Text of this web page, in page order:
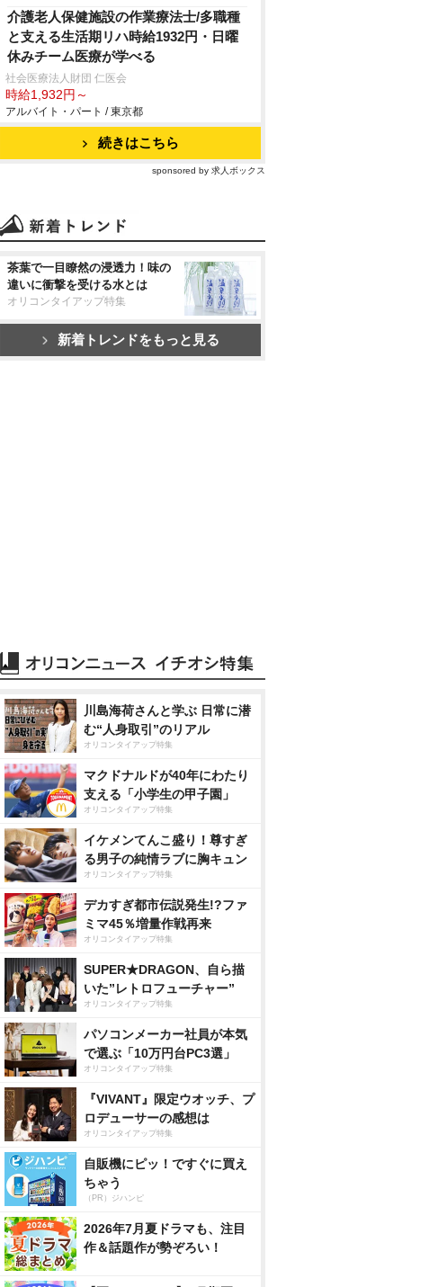
介護老人保健施設の作業療法士/多職種
と支える生活期リハ時給1932円・日曜
休みチーム医療が学べる
社会医療法人財団 仁医会
時給1,932円～
アルバイト・パート / 東京都
続きはこちら
sponsored by 求人ボックス
茶葉で一目瞭然の浸透力！味の
違いに衝撃を受ける水とは
オリコンタイアップ特集
新着トレンドをもっと見る
川島海荷さんと学ぶ 日常に潜
む“人身取引”のリアル
オリコンタイアップ特集
マクドナルドが40年にわたり
支える「小学生の甲子園」
オリコンタイアップ特集
イケメンてんこ盛り！尊すぎ
る男子の純情ラブに胸キュン
オリコンタイアップ特集
デカすぎ都市伝説発生!?ファ
ミマ45％増量作戦再来
オリコンタイアップ特集
SUPER★DRAGON、自ら描
いた”レトロフューチャー”
オリコンタイアップ特集
パソコンメーカー社員が本気
で選ぶ「10万円台PC3選」
オリコンタイアップ特集
『VIVANT』限定ウオッチ、プ
ロデューサーの感想は
オリコンタイアップ特集
自販機にピッ！ですぐに買え
ちゃう
（PR）ジハンピ
2026年7月夏ドラマも、注目
作＆話題作が勢ぞろい！